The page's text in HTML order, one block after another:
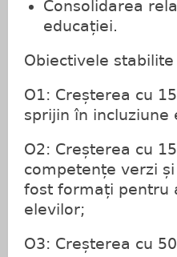
Consolidarea
educației.
Obiectivele
O1: Creșterea cu
sprijin în
O2: Creșterea cu
competențe verzi
fost formați pentru
elevilor;
O3: Creșterea cu